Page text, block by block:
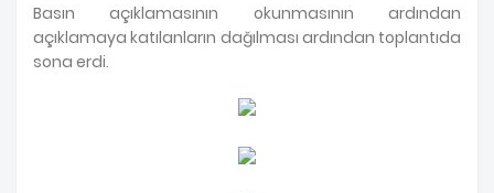
Basın açıklamasının okunmasının ardından
açıklamaya katılanların dağılması ardından toplantıda
sona erdi.